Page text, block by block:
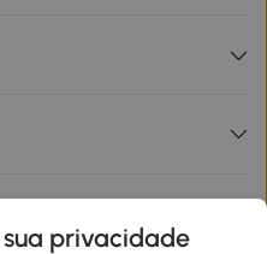
privacidade